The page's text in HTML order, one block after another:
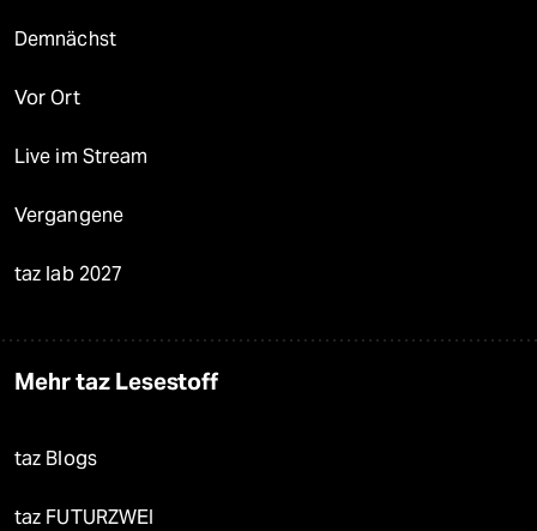
Demnächst
Vor Ort
Live im Stream
Vergangene
taz lab 2027
Mehr taz Lesestoff
taz Blogs
taz FUTURZWEI